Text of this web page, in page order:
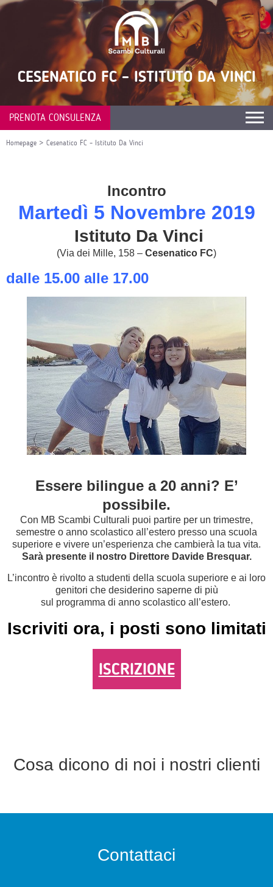
CESENATICO FC – ISTITUTO DA VINCI
PRENOTA CONSULENZA
Homepage > Cesenatico FC – Istituto Da Vinci
Incontro
Martedì 5 Novembre 2019
Istituto Da Vinci
(Via dei Mille, 158 – Cesenatico FC)
dalle 15.00 alle 17.00
Essere bilingue a 20 anni? E’
possibile.
Con MB Scambi Culturali puoi partire per un trimestre,
semestre o anno scolastico all’estero presso una scuola
superiore e vivere un’esperienza che cambierà la tua vita.
Sarà presente il nostro Direttore Davide Bresquar.
L’incontro è rivolto a studenti della scuola superiore e ai loro
genitori che desiderino saperne di più
sul programma di anno scolastico all’estero.
Iscriviti ora, i posti sono limitati
ISCRIZIONE
Cosa dicono di noi i nostri clienti
Contattaci